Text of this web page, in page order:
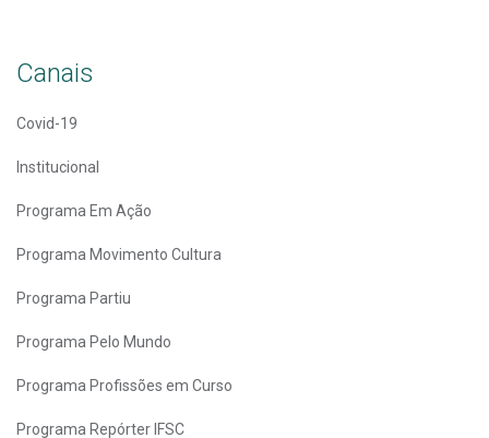
Canais
Covid-19
Institucional
Programa Em Ação
Programa Movimento Cultura
Programa Partiu
Programa Pelo Mundo
Programa Profissões em Curso
Programa Repórter IFSC